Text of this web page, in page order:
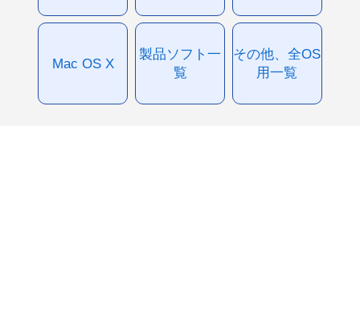
Mac OS X
製品ソフト一
覧
その他、全OS
用一覧